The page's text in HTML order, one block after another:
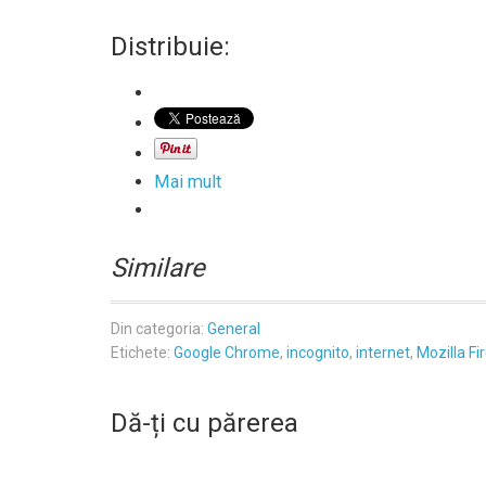
Distribuie:
Mai mult
Similare
Din categoria: General
Etichete: Google Chrome, incognito, internet, Mozilla
Dă-ți cu părerea